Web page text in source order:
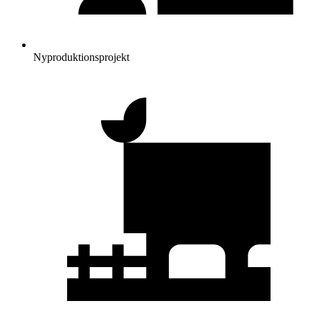
Nyproduktionsprojekt